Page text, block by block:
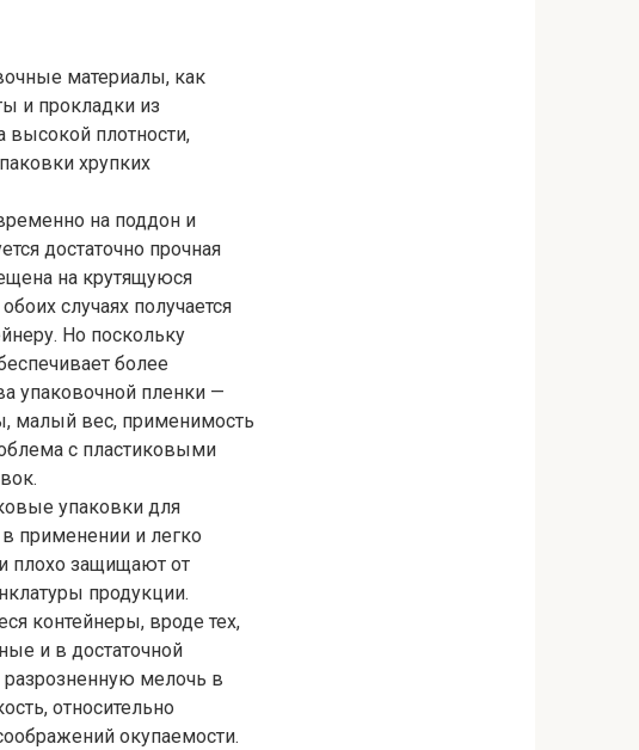
материалы, как
и прокладки из
высокой плотности,
хрупких
на поддон и
достаточно прочная
на крутящуюся
случаях получается
Но поскольку
более
упаковочной пленки —
малый вес, применимость
с пластиковыми
упаковки для
применении и легко
плохо защищают от
продукции.
контейнеры, вроде тех,
и в достаточной
мелочь в
относительно
окупаемости.